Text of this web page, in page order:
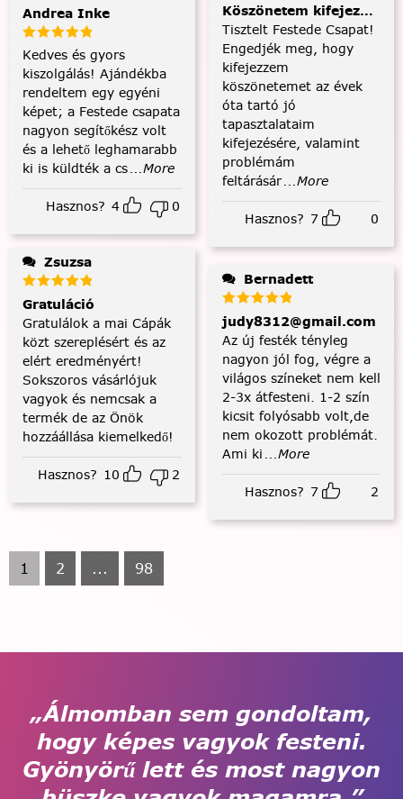
Andrea Inke
Kedves és gyors
kiszolgálás! Ajándékba
rendeltem egy egyéni
képet; a Festede csapata
nagyon segítőkész volt
és a lehető leghamarabb
ki is küldték a cs...More
Hasznos? 4 0
Zsuzsa
Gratuláció
Gratulálok a mai Cápák
közt szereplésért és az
elért eredményért!
Sokszoros vásárlójuk
vagyok és nemcsak a
termék de az Önök
hozzáállása kiemelkedő!
Hasznos? 10 2
Köszönetem kifejezése
Tisztelt Festede Csapat!
Engedjék meg, hogy
kifejezzem
köszönetemet az évek
óta tartó jó
tapasztalataim
kifejezésére, valamint
problémám
feltárásár...More
Hasznos? 7 0
Bernadett
judy8312@gmail.com
Az új festék tényleg
nagyon jól fog, végre a
világos színeket nem kell
2-3x átfesteni. 1-2 szín
kicsit folyósabb volt,de
nem okozott problémát.
Ami ki ...More
Hasznos? 7 2
1 2 ... 98
„Álmomban sem gondoltam,
hogy képes vagyok festeni.
Gyönyörű lett és most nagyon